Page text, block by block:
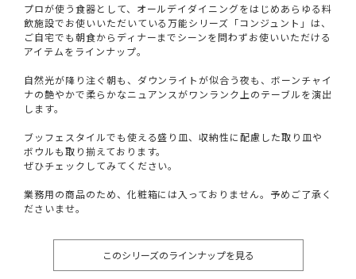
プロが使う食器として、オールデイダイニングをはじめあらゆる料
飲施設でお使いいただいている万能シリーズ「コンジュント」は、
ご自宅でも朝食からディナーまでシーンを問わずお使いいただける
アイテムをラインナップ。
自然光が降り注ぐ朝も、ダウンライトが似合う夜も、ボーンチャイ
ナの艶やかで柔らかなニュアンスがワンランク上のテーブルを演出
します。
ブッフェスタイルでも使える盛り皿、収納性に配慮した取り皿や
ボウルも取り揃えております。
ぜひチェックしてみてください。
業務用の商品のため、化粧箱には入っておりません。予めご了承く
ださいませ。
このシリーズのラインナップを見る